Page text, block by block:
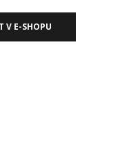
V E-SHOPU